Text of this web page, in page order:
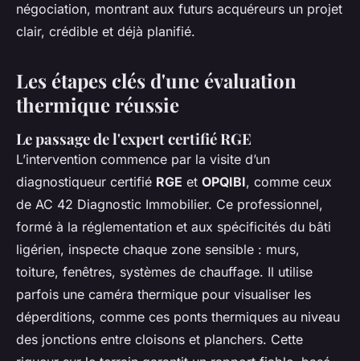
négociation, montrant aux futurs acquéreurs un projet
clair, crédible et déjà planifié.
Les étapes clés d'une évaluation
thermique réussie
Le passage de l'expert certifié RGE
L’intervention commence par la visite d’un
diagnostiqueur certifié RGE et OPQIBI, comme ceux
de AC 42 Diagnostic Immobilier. Ce professionnel,
formé à la réglementation et aux spécificités du bâti
ligérien, inspecte chaque zone sensible : murs,
toiture, fenêtres, systèmes de chauffage. Il utilise
parfois une caméra thermique pour visualiser les
déperditions, comme ces ponts thermiques au niveau
des jonctions entre cloisons et planchers. Cette